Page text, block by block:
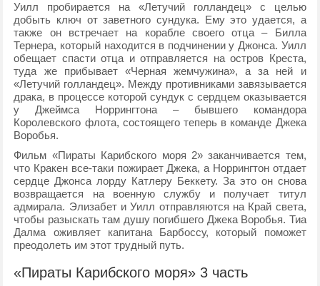
Уилл пробирается на «Летучий голландец» с целью
добыть ключ от заветного сундука. Ему это удается, а
также он встречает на корабле своего отца – Билла
Тернера, который находится в подчинении у Джонса. Уилл
обещает спасти отца и отправляется на остров Креста,
туда же прибывает «Черная жемчужина», а за ней и
«Летучий голландец». Между противниками завязывается
драка, в процессе которой сундук с сердцем оказывается
у Джеймса Норрингтона – бывшего командора
Королевского флота, состоящего теперь в команде Джека
Воробья.
Фильм «Пираты Карибского моря 2» заканчивается тем,
что Кракен все-таки пожирает Джека, а Норрингтон отдает
сердце Джонса лорду Катлеру Беккету. За это он снова
возвращается на военную службу и получает титул
адмирала. Элизабет и Уилл отправляются на Край света,
чтобы разыскать там душу погибшего Джека Воробья. Тиа
Далма оживляет капитана Барбоссу, который поможет
преодолеть им этот трудный путь.
«Пираты Карибского моря» 3 часть